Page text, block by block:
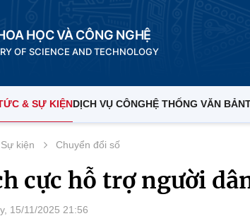
HỌC VÀ CÔNG NGHỆ
OF SCIENCE AND TECHNOLOGY
& SỰ KIỆNDỊCH VỤ CÔNGHỆ THỐNG VĂN BẢN
kiện Chuyển đổi số
cực hỗ trợ người
15/11/2025 21:56